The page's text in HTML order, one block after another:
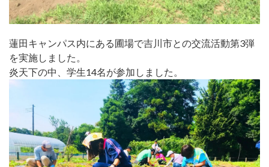
蓮田キャンパス内にある圃場で吉川市との交流活動第3弾
を実施しました。
炎天下の中、学生14名が参加しました。